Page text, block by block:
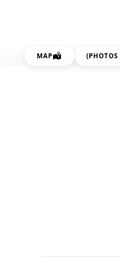
PHOTOS
MAP